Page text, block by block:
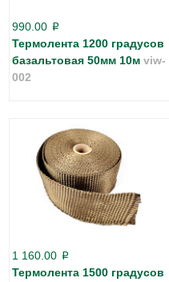
990.00 p
Термолента 1200 градусов
базальтовая 50мм 10м viw-
002
1 160.00 p
Термолента 1500 градусов